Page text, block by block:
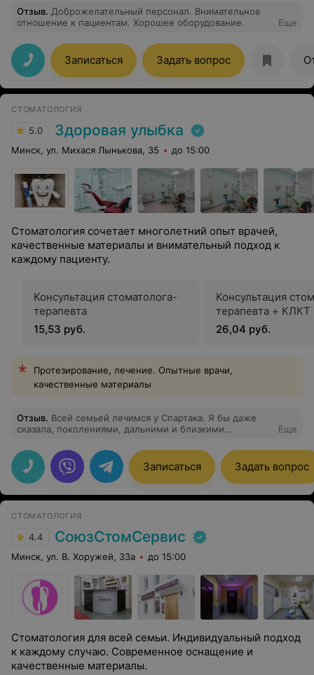
Отзыв. Доброжелательный персонал. Внимательное
отношение к пациентам. Хорошее оборудование.
Еще
Записаться Задать вопрос
СТОМАТОЛОГИЯ
5.0 Здоровая улыбка
Минск, ул. Михася Лынькова, 35 до 15:00
Стоматология сочетает многолетний опыт врачей,
качественные материалы и внимательный подход к
каждому пациенту.
Консультация стоматолога-
терапевта
15,53 руб.
Консультация
терапевта + КЛКТ
26,04 руб.
Протезирование, лечение. Опытные врачи,
качественные материалы
Отзыв. Всей семьей лечимся у Спартака. Я бы даже
сказала, поколениями, дальними и близкими
Еще
Записаться Задать вопрос
СТОМАТОЛОГИЯ
4.4 СоюзСтомСервис
Минск, ул. В. Хоружей, 33а до 15:00
Стоматология для всей семьи. Индивидуальный подход
к каждому случаю. Современное оснащение и
качественные материалы.